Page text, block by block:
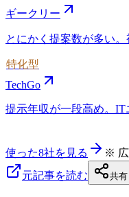
ギークリー
とにかく提案数が多い
特化型
TechGo
提示年収が一段高め。IT
使った8社を見る
※ 広
元記事を読む
共有